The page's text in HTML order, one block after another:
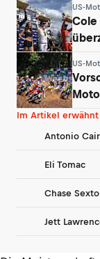
US-
Cole
US-
Im Artikel erwähnt
Antonio
Eli Tomac
Chase
Jett